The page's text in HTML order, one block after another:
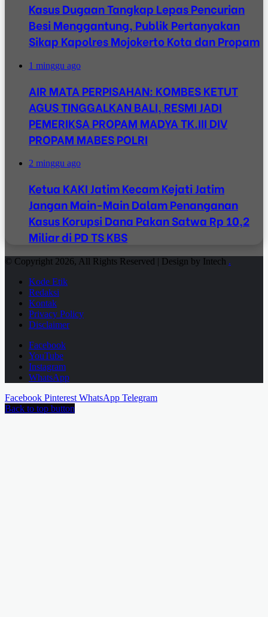
Kasus Dugaan Tangkap Lepas Pencurian
Besi Menggantung, Publik Pertanyakan
Sikap Kapolres Mojokerto Kota dan Propam
1 minggu ago
AIR MATA PERPISAHAN: KOMBES KETUT
AGUS TINGGALKAN BALI, RESMI JADI
PEMERIKSA PROPAM MADYA TK.III DIV
PROPAM MABES POLRI
2 minggu ago
Ketua KAKI Jatim Kecam Kejati Jatim
Jangan Main-Main Dalam Penanganan
Kasus Korupsi Dana Pakan Satwa Rp 10,2
Miliar di PD TS KBS
© Copyright 2026, All Rights Reserved | Design by Intech .
Kode Etik
Redaksi
Kontak
Privacy Policy
Disclaimer
Facebook
YouTube
Instagram
WhatsApp
Facebook Pinterest WhatsApp Telegram
Back to top button